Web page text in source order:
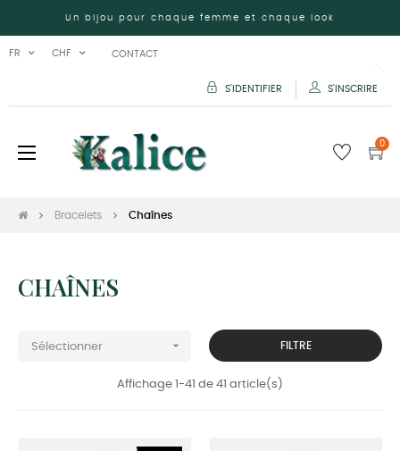
Un bijou pour chaque femme et chaque look
FR CHF CONTACT
S'IDENTIFIER S'INSCRIRE
Basculer
☰ 0
Bracelets Chaînes
CHAÎNES
Sélectionner  FILTRE
Affichage 1-41 de 41 article(s)